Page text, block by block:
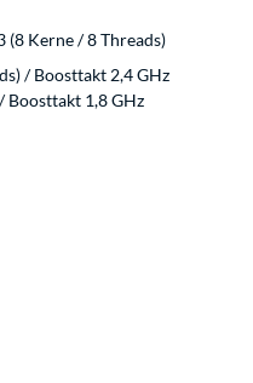
(8 Kerne / 8 Threads)
/ Boosttakt 2,4 GHz
Boosttakt 1,8 GHz